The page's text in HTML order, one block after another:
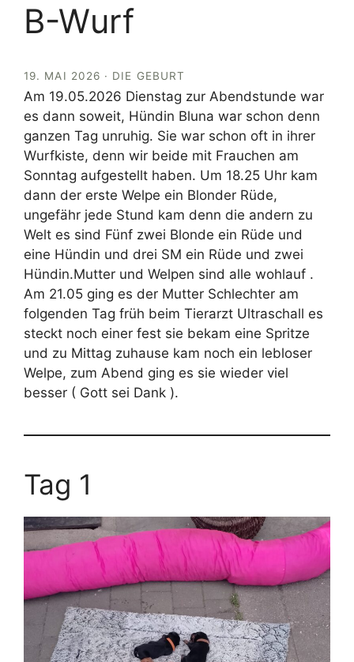
B-Wurf
19. MAI 2026 · DIE GEBURT
Am 19.05.2026 Dienstag zur Abendstunde war
es dann soweit, Hündin Bluna war schon denn
ganzen Tag unruhig. Sie war schon oft in ihrer
Wurfkiste, denn wir beide mit Frauchen am
Sonntag aufgestellt haben. Um 18.25 Uhr kam
dann der erste Welpe ein Blonder Rüde,
ungefähr jede Stund kam denn die andern zu
Welt es sind Fünf zwei Blonde ein Rüde und
eine Hündin und drei SM ein Rüde und zwei
Hündin.Mutter und Welpen sind alle wohlauf .
Am 21.05 ging es der Mutter Schlechter am
folgenden Tag früh beim Tierarzt Ultraschall es
steckt noch einer fest sie bekam eine Spritze
und zu Mittag zuhause kam noch ein lebloser
Welpe, zum Abend ging es sie wieder viel
besser ( Gott sei Dank ).
Tag 1